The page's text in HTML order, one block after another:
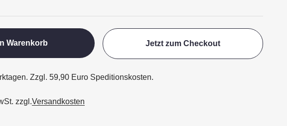
Warenkorb Jetzt zum Checkout
Zzgl. 59,90 Euro Speditionskosten.
zzgl.Versandkosten